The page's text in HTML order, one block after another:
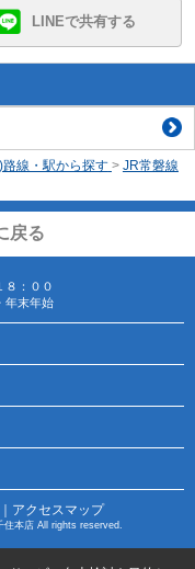
LINEで共有する
路線・駅から探す > JR常磐線
戻る
：００
年末年始
｜アクセスマップ
本店 All rights reserved.